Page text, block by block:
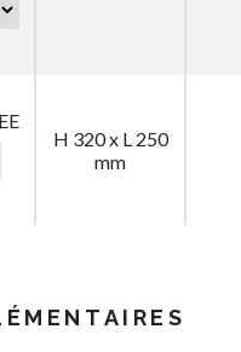
H 320 x L 250
mm